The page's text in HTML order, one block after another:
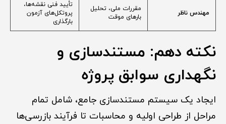
مهندس ناظر
مقررات ملی، تحلیل
بارهای موقت
تأیید فنی نقشه‌ها،
پروتکل‌های آزمون
بارگذاری
نکته دهم: مستندسازی و
نگهداری سوابق پروژه
ایجاد یک سیستم مستندسازی جامع، شامل تمام
مراحل از طراحی اولیه و محاسبات تا فرآیند بازرسی‌ها